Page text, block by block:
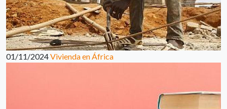
01/11/2024Vivienda en África